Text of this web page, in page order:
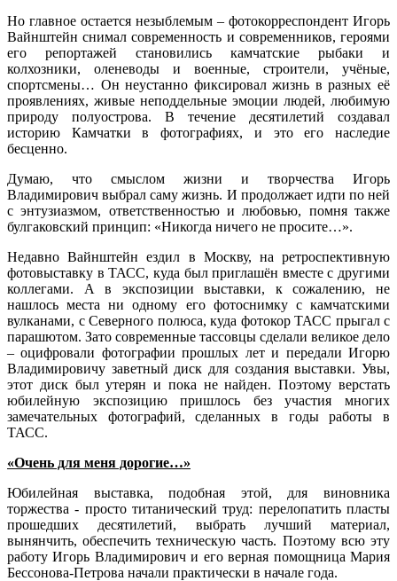
Но главное остается незыблемым – фотокорреспондент Игорь
Вайнштейн снимал современность и современников, героями
его репортажей становились камчатские рыбаки и
колхозники, оленеводы и военные, строители, учёные,
спортсмены… Он неустанно фиксировал жизнь в разных её
проявлениях, живые неподдельные эмоции людей, любимую
природу полуострова. В течение десятилетий создавал
историю Камчатки в фотографиях, и это его наследие
бесценно.
Думаю, что смыслом жизни и творчества Игорь
Владимирович выбрал саму жизнь. И продолжает идти по ней
с энтузиазмом, ответственностью и любовью, помня также
булгаковский принцип: «Никогда ничего не просите…».
Недавно Вайнштейн ездил в Москву, на ретроспективную
фотовыставку в ТАСС, куда был приглашён вместе с другими
коллегами. А в экспозиции выставки, к сожалению, не
нашлось места ни одному его фотоснимку с камчатскими
вулканами, с Северного полюса, куда фотокор ТАСС прыгал с
парашютом. Зато современные тассовцы сделали великое дело
– оцифровали фотографии прошлых лет и передали Игорю
Владимировичу заветный диск для создания выставки. Увы,
этот диск был утерян и пока не найден. Поэтому верстать
юбилейную экспозицию пришлось без участия многих
замечательных фотографий, сделанных в годы работы в
ТАСС.
«Очень для меня дорогие…»
Юбилейная выставка, подобная этой, для виновника
торжества - просто титанический труд: перелопатить пласты
прошедших десятилетий, выбрать лучший материал,
вынянчить, обеспечить техническую часть. Поэтому всю эту
работу Игорь Владимирович и его верная помощница Мария
Бессонова-Петрова начали практически в начале года.